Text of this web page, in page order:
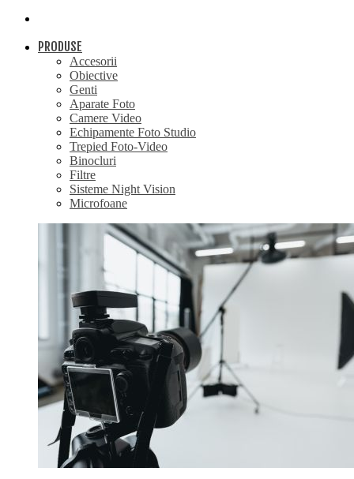
PRODUSE
Accesorii
Obiective
Genti
Aparate Foto
Camere Video
Echipamente Foto Studio
Trepied Foto-Video
Binocluri
Filtre
Sisteme Night Vision
Microfoane